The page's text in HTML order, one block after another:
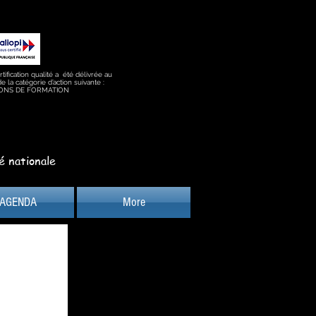
qualité a été délivrée au
la catégorie d’action suivante :
DE FORMATION
nationale
AGENDA More